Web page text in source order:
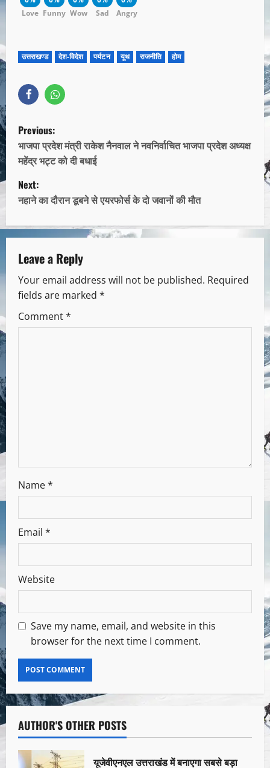
Love Funny Wow
Sad
Angry
उत्तराखण्ड देश-विदेश पर्यटन यूथ राजनीति होम
Previous:
भाजपा प्रदेश मंत्री राकेश नैनवाल ने नवनिर्वाचित भाजपा प्रदेश अध्यक्ष
महेंद्र भट्ट को दी बधाई
Next:
नहाने का दौरान डूबने से एयरफोर्स के दो जवानों की मौत
Leave a Reply
Your email address will not be published. Required
fields are marked *
Comment*
Name*
Email *
Website
Save my name, email, and website in this
browser for the next time I comment.
AUTHOR'S OTHER POSTS
यूजेवीएनएल उत्तराखंड में बनाएगा सबसे बड़ा